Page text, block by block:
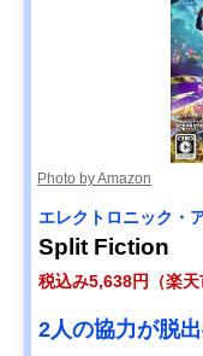
Photo by Amazon
エレクトロニック・
Split Fiction
税込み5,638円（楽天
2人の協力が脱